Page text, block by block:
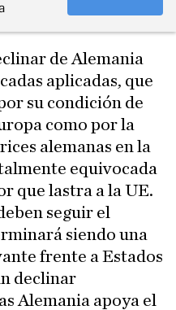
de Alemania
aplicadas, que
su condición de
como por la
alemanas en la
equivocada
que lastra a la UE.
seguir el
siendo una
frente a Estados
declinar
Alemania apoya el